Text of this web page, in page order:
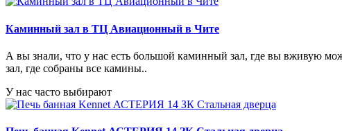
Каминный зал в ТЦ Авиационный в Чите
А вы знали, что у нас есть большой каминный зал, где вы вживую
зал, где собраны все камины..
У нас часто выбирают